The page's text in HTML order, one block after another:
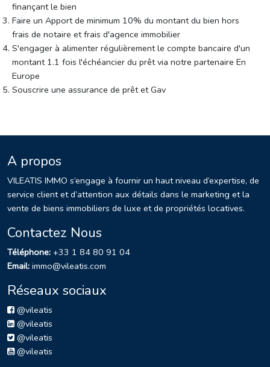
finançant le bien
Faire un Apport de minimum 10% du montant du bien hors
frais de notaire et frais d'agence immobilier
S'engager à alimenter régulièrement le compte bancaire d'un
montant 1.1 fois l'échéancier du prêt via notre partenaire En
Europe
Souscrire une assurance de prêt et Gav
A propos
VILEATIS IMMO s’engage à fournir un haut niveau d’expertise, de
service client et d’attention aux détails dans le marketing et la
vente de biens immobiliers de luxe et de propriétés locatives.
Contactez Nous
Téléphone: +33 1 84 80 91 04
Email: immo@vileatis.com
Réseaux sociaux
@vileatis
@vileatis
@vileatis
@vileatis